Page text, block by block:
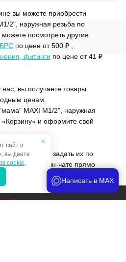
вы можете приобрести
2", наружная резьба по
посмотреть другие
по цене от 500 ₽ ,
фитинги по цене от 41 ₽
вы получаете товары
ценам.
MAXI M1/2", наружная
«Корзину» и оформите свой
вы можете задать их по
46или в онлайн-чате прямо
Продвижение сайта
сайт и
вы даете
cookie.
Написать в MAX